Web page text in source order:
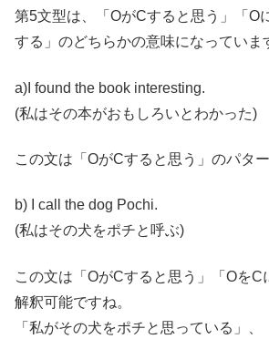
第5文型は、「OがCすると思う」「O
する」のどちらかの意味になっていま
a)I found the book interesting.
(私はその本がおもしろいとわかった)
この文は「OがCすると思う」のパター
b) I call the dog Pochi.
(私はその犬をポチと呼ぶ)
この文は「OがCすると思う」「OをC
解釈可能ですね。
「私がその犬をポチと思っている」